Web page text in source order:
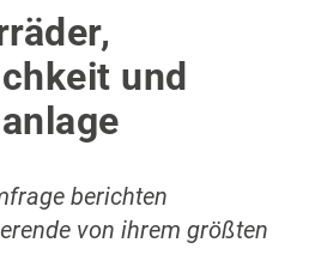
und
berichten
von ihrem größten